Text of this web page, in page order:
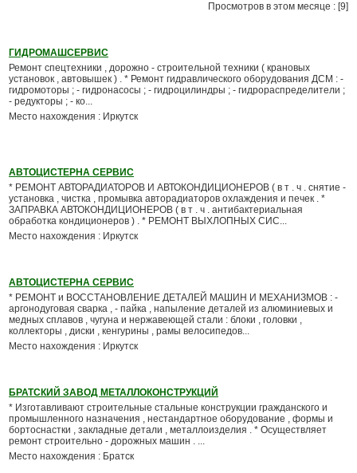
Просмотров в этом месяце : [9]
ГИДРОМАШСЕРВИС
Ремонт спецтехники , дорожно - строительной техники ( крановых
установок , автовышек ) . * Ремонт гидравлического оборудования ДСМ : -
гидромоторы ; - гидронасосы ; - гидроцилиндры ; - гидрораспределители ;
- редукторы ; - ко...
Место нахождения : Иркутск
АВТОЦИСТЕРНА СЕРВИС
* РЕМОНТ АВТОРАДИАТОРОВ И АВТОКОНДИЦИОНЕРОВ ( в т . ч . снятие -
установка , чистка , промывка авторадиаторов охлаждения и печек . *
ЗАПРАВКА АВТОКОНДИЦИОНЕРОВ ( в т . ч . антибактериальная
обработка кондиционеров ) . * РЕМОНТ ВЫХЛОПНЫХ СИС...
Место нахождения : Иркутск
АВТОЦИСТЕРНА СЕРВИС
* РЕМОНТ и ВОССТАНОВЛЕНИЕ ДЕТАЛЕЙ МАШИН И МЕХАНИЗМОВ : -
аргонодуговая сварка , - пайка , напыление деталей из алюминиевых и
медных сплавов , чугуна и нержавеющей стали : блоки , головки ,
коллекторы , диски , кенгурины , рамы велосипедов...
Место нахождения : Иркутск
БРАТСКИЙ ЗАВОД МЕТАЛЛОКОНСТРУКЦИЙ
* Изготавливают строительные стальные конструкции гражданского и
промышленного назначения , нестандартное оборудование , формы и
бортоснастки , закладные детали , металлоизделия . * Осуществляет
ремонт строительно - дорожных машин . ...
Место нахождения : Братск